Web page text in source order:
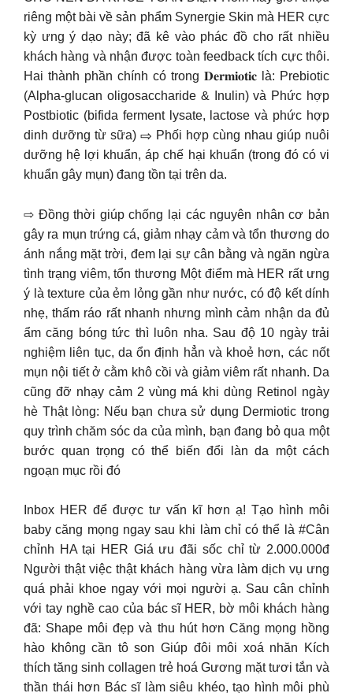
riêng một bài về sản phẩm Synergie Skin mà HER cực
kỳ ưng ý dạo này; đã kê vào phác đồ cho rất nhiều
khách hàng và nhận được toàn feedback tích cực thôi.
Hai thành phần chính có trong 𝐃𝐞𝐫𝐦𝐢𝐨𝐭𝐢𝐜 là: Prebiotic
(Alpha-glucan oligosaccharide & Inulin) và Phức hợp
Postbiotic (bifida ferment lysate, lactose và phức hợp
dinh dưỡng từ sữa) ⇨ Phối hợp cùng nhau giúp nuôi
dưỡng hệ lợi khuẩn, áp chế hại khuẩn (trong đó có vi
khuẩn gây mụn) đang tồn tại trên da.
⇨ Đồng thời giúp chống lại các nguyên nhân cơ bản
gây ra mụn trứng cá, giảm nhạy cảm và tổn thương do
ánh nắng mặt trời, đem lại sự cân bằng và ngăn ngừa
tình trạng viêm, tổn thương Một điểm mà HER rất ưng
ý là texture của ẻm lỏng gần như nước, có độ kết dính
nhẹ, thấm ráo rất nhanh nhưng mình cảm nhận da đủ
ẩm căng bóng tức thì luôn nha. Sau độ 10 ngày trải
nghiệm liên tục, da ổn định hẳn và khoẻ hơn, các nốt
mụn nội tiết ở cằm khô cồi và giảm viêm rất nhanh. Da
cũng đỡ nhạy cảm 2 vùng má khi dùng Retinol ngày
hè Thật lòng: Nếu bạn chưa sử dụng Dermiotic trong
quy trình chăm sóc da của mình, bạn đang bỏ qua một
bước quan trọng có thể biến đổi làn da một cách
ngoạn mục rồi đó
Inbox HER để được tư vấn kĩ hơn ạ! Tạo hình môi
baby căng mọng ngay sau khi làm chỉ có thể là #Cân
chỉnh HA tại HER Giá ưu đãi sốc chỉ từ 2.000.000đ
Người thật việc thật khách hàng vừa làm dịch vụ ưng
quá phải khoe ngay với mọi người ạ. Sau cân chỉnh
với tay nghề cao của bác sĩ HER, bờ môi khách hàng
đã: Shape môi đẹp và thu hút hơn Căng mọng hồng
hào không cần tô son Giúp đôi môi xoá nhăn Kích
thích tăng sinh collagen trẻ hoá Gương mặt tươi tắn và
thần thái hơn Bác sĩ làm siêu khéo, tạo hình môi phù